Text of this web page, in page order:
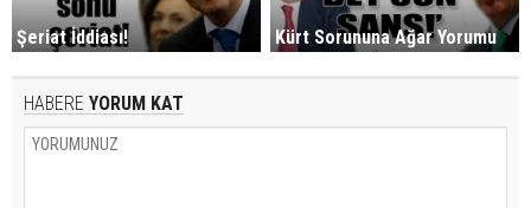
Şeriat İddiası! Kürt Sorununa Ağar Yorumu
HABERE YORUM KAT